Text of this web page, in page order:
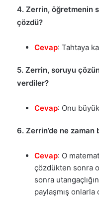
4. Zerrin, öğretmenin
çözdü?
Cevap: Tahtaya
5. Zerrin, soruyu
verdiler?
Cevap: Onu
6. Zerrin’de ne
Cevap: O
çözdükten sonra
sonra
paylaşmış onlarla